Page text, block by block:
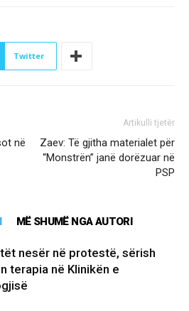
Twitter
në
Artikulli tjetër
Zaev: Të gjitha materialet për
“Monstrën” janë dorëzuar në
PSP
MË SHUMË NGA AUTORI
nesër në protestë, sërish
terapia në Klinikën e